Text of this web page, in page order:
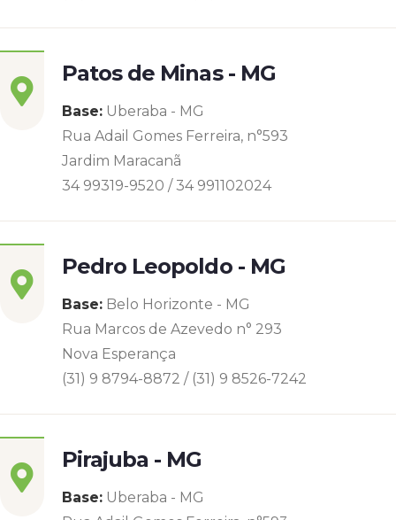
Patos de Minas - MG
Base: Uberaba - MG
Rua Adail Gomes Ferreira, n°593
Jardim Maracanã
34 99319-9520 / 34 991102024
Pedro Leopoldo - MG
Base: Belo Horizonte - MG
Rua Marcos de Azevedo n° 293
Nova Esperança
(31) 9 8794-8872 / (31) 9 8526-7242
Pirajuba - MG
Base: Uberaba - MG